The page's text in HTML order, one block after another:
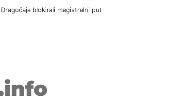
blokirali magistralni put